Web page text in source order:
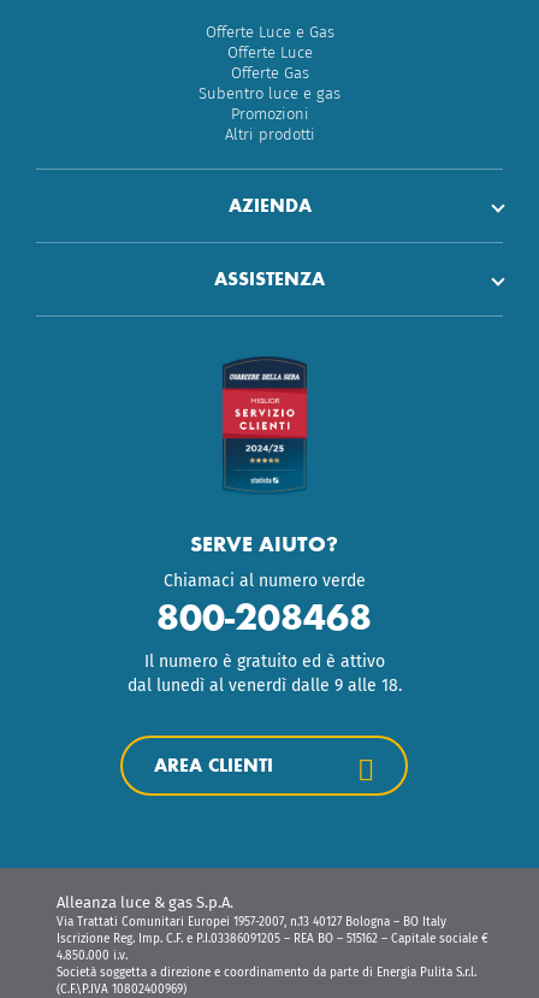
Offerte Luce e Gas
Offerte Luce
Offerte Gas
Subentro luce e gas
Promozioni
Altri prodotti
AZIENDA
ASSISTENZA
SERVE AIUTO?
Chiamaci al numero verde
800-208468
Il numero è gratuito ed è attivo
dal lunedì al venerdì dalle 9 alle 18.
AREA CLIENTI
Alleanza luce & gas S.p.A.
Via Trattati Comunitari Europei 1957-2007, n.13 40127 Bologna – BO Italy
Iscrizione Reg. Imp. C.F. e P.I.03386091205 – REA BO – 515162 – Capitale sociale €
4.850.000 i.v.
Società soggetta a direzione e coordinamento da parte di Energia Pulita S.r.l.
(C.F.\P.IVA 10802400969)